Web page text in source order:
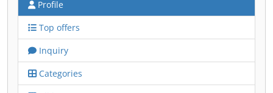
Profile
Top offers
Inquiry
Categories